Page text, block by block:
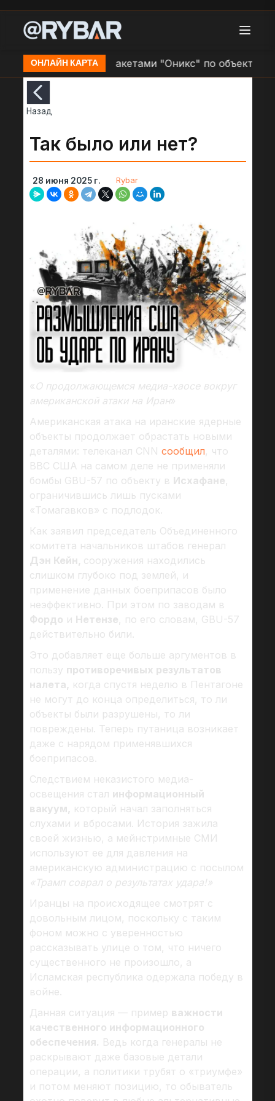
ОНЛАЙН КАРТА
район) Удар ракетами "Оникс" по объектам
Назад
Так было или нет?
28 июня 2025 г. Rybar
« О продолжающемся медиа-хаосе вокруг
американской атаки на Иран»
Американская атака на иранские ядерные
объекты продолжает обрастать новыми
деталями: телеканал CNN сообщил, что
ВВС США на самом деле не применяли
бомбы GBU-57 по объекту в Исхафане,
ограничившись лишь пусками
«Томагавков» с подлодок.
Как заявил председатель Объединенного
комитета начальников штабов генерал
Дэн Кейн, сооружения находились
слишком глубоко под землей, и
применение данных боеприпасов было
неэффективно. При этом по заводам в
Фордо и Нетензе, по его словам, GBU-57
действительно били.
Это добавляет еще больше аргументов в
пользу противоречивых результатов
налета, когда спустя неделю в Пентагоне
не могут до конца определиться, то ли
объекты были разрушены, то ли
повреждены. Теперь путаница возникает
даже с нарядом применявшихся
боеприпасов.
Следствием неказистого медиа-
освещения стал информационный
вакуум, который начал заполняться
слухами и вбросами. История зажила
своей жизнью, а мейнстримные СМИ
используют ее для давления на
американскую администрацию с посылом
«Трамп соврал о результатах удара!»
Иранцы на происходящее смотрят с
довольным лицом, поскольку с таким
фоном можно с уверенностью
рассказывать улице о том, что ничего
существенного не произошло, а
Исламская республика одержала победу в
войне.
Данная ситуация — пример важности
качественного информационного
обеспечения. Ведь когда генералы не
раскрывают даже базовые детали
операции, а политики трубят о «триумфе»
и потом меняют позицию, то обыватель